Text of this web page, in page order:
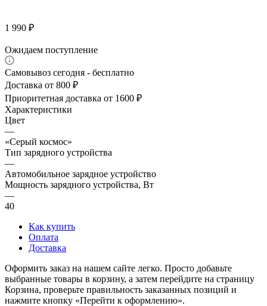
1 990 ₽
Ожидаем поступление
Самовывоз сегодня - бесплатно
Доставка от 800 ₽
Приоритетная доставка от 1600 ₽
Характеристики
Цвет
—
«Серый космос»
Тип зарядного устройства
—
Автомобильное зарядное устройство
Мощность зарядного устройства, Вт
—
40
Как купить
Оплата
Доставка
Оформить заказ на нашем сайте легко. Просто добавьте
выбранные товары в корзину, а затем перейдите на страницу
Корзина, проверьте правильность заказанных позиций и
нажмите кнопку «Перейти к оформлению».